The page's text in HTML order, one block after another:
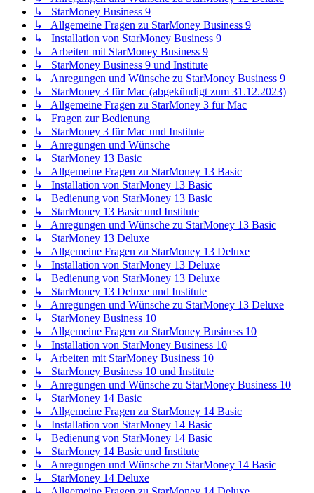
↳ StarMoney Business 9
↳ Allgemeine Fragen zu StarMoney Business 9
↳ Installation von StarMoney Business 9
↳ Arbeiten mit StarMoney Business 9
↳ StarMoney Business 9 und Institute
↳ Anregungen und Wünsche zu StarMoney Business 9
↳ StarMoney 3 für Mac (abgekündigt zum 31.12.2023)
↳ Allgemeine Fragen zu StarMoney 3 für Mac
↳ Fragen zur Bedienung
↳ StarMoney 3 für Mac und Institute
↳ Anregungen und Wünsche
↳ StarMoney 13 Basic
↳ Allgemeine Fragen zu StarMoney 13 Basic
↳ Installation von StarMoney 13 Basic
↳ Bedienung von StarMoney 13 Basic
↳ StarMoney 13 Basic und Institute
↳ Anregungen und Wünsche zu StarMoney 13 Basic
↳ StarMoney 13 Deluxe
↳ Allgemeine Fragen zu StarMoney 13 Deluxe
↳ Installation von StarMoney 13 Deluxe
↳ Bedienung von StarMoney 13 Deluxe
↳ StarMoney 13 Deluxe und Institute
↳ Anregungen und Wünsche zu StarMoney 13 Deluxe
↳ StarMoney Business 10
↳ Allgemeine Fragen zu StarMoney Business 10
↳ Installation von StarMoney Business 10
↳ Arbeiten mit StarMoney Business 10
↳ StarMoney Business 10 und Institute
↳ Anregungen und Wünsche zu StarMoney Business 10
↳ StarMoney 14 Basic
↳ Allgemeine Fragen zu StarMoney 14 Basic
↳ Installation von StarMoney 14 Basic
↳ Bedienung von StarMoney 14 Basic
↳ StarMoney 14 Basic und Institute
↳ Anregungen und Wünsche zu StarMoney 14 Basic
↳ StarMoney 14 Deluxe